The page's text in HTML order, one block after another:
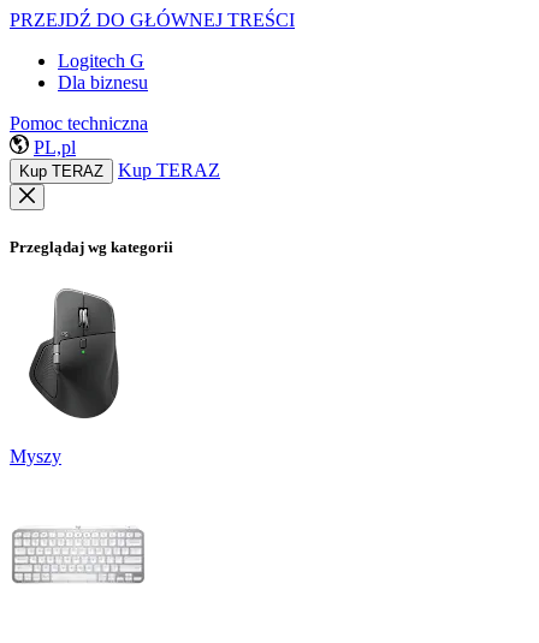
PRZEJDŹ DO GŁÓWNEJ TREŚCI
Logitech G
Dla biznesu
Pomoc techniczna
PL,pl
Kup TERAZ Kup TERAZ
Przeglądaj wg kategorii
Myszy